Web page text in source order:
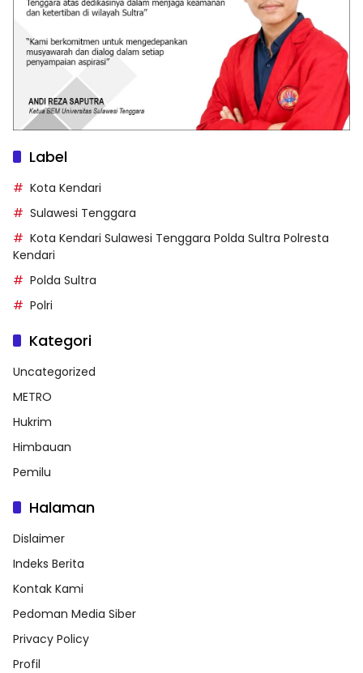
Label
Kota Kendari
Sulawesi Tenggara
Kota Kendari Sulawesi Tenggara Polda Sultra Polresta
Kendari
Polda Sultra
Polri
Kategori
Uncategorized
METRO
Hukrim
Himbauan
Pemilu
Halaman
Dislaimer
Indeks Berita
Kontak Kami
Pedoman Media Siber
Privacy Policy
Profil